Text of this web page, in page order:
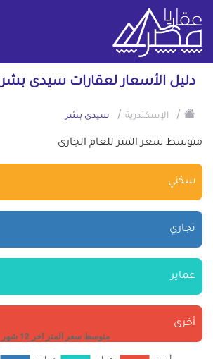
دليل الأسعار لعقارات سيدى بشر
/ الإسكندرية / سيدى بشر
متوسط سعر المتر للعام الجارى
سكني
تجاري
عماير
أخرى